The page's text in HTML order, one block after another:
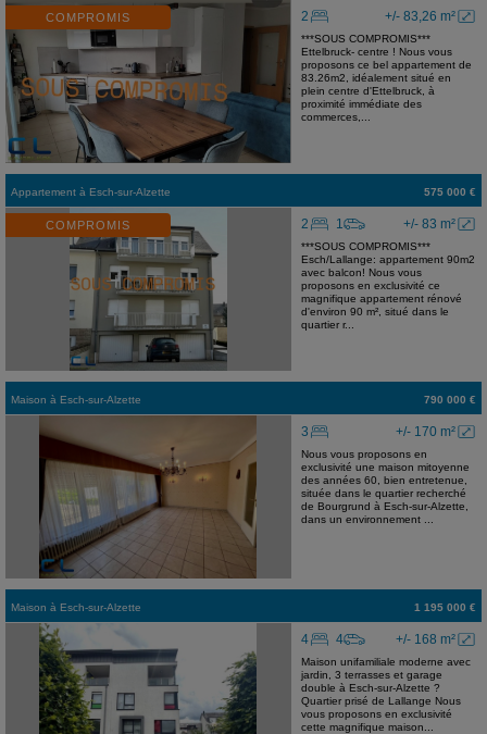
COMPROMIS +/- 83,26 m²
2
***SOUS COMPROMIS***
Ettelbruck- centre ! Nous vous
proposons ce bel appartement de
83.26m2, idéalement situé en
plein centre d'Ettelbruck, à
proximité immédiate des
commerces,...
Appartement à Esch-sur-Alzette 575 000 €
COMPROMIS +/- 83 m²
2 1
***SOUS COMPROMIS***
Esch/Lallange: appartement 90m2
avec balcon! Nous vous
proposons en exclusivité ce
magnifique appartement rénové
d'environ 90 m², situé dans le
quartier r...
Maison à Esch-sur-Alzette 790 000 €
+/- 170 m²
3
Nous vous proposons en
exclusivité une maison mitoyenne
des années 60, bien entretenue,
située dans le quartier recherché
de Bourgrund à Esch-sur-Alzette,
dans un environnement ...
Maison à Esch-sur-Alzette 1 195 000 €
+/- 168 m²
4 4
Maison unifamiliale moderne avec
jardin, 3 terrasses et garage
double à Esch-sur-Alzette ?
Quartier prisé de Lallange Nous
vous proposons en exclusivité
cette magnifique maison...